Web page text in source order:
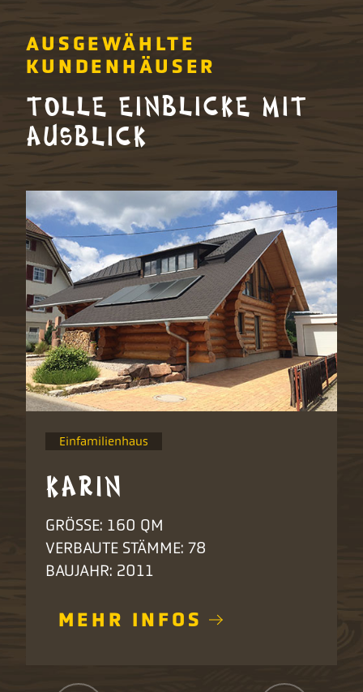
AUSGEWÄHLTE
KUNDENHÄUSER
TOLLE EINBLICKE MIT
AUSBLICK
Einfamilienhaus
KARIN
GRÖSSE: 160 QM
VERBAUTE STÄMME: 78
BAUJAHR: 2011
MEHR INFOS